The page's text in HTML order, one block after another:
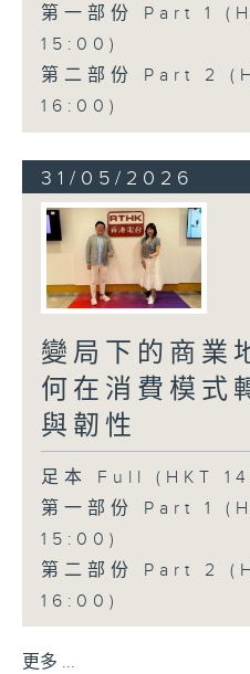
第一部份 Part 1
15:00)
第二部份 Part 2
16:00)
31/05/2026
變局下的商業
何在消費模式
與韌性
足本 Full (HKT
第一部份 Part 1
15:00)
第二部份 Part 2
16:00)
更多 ...